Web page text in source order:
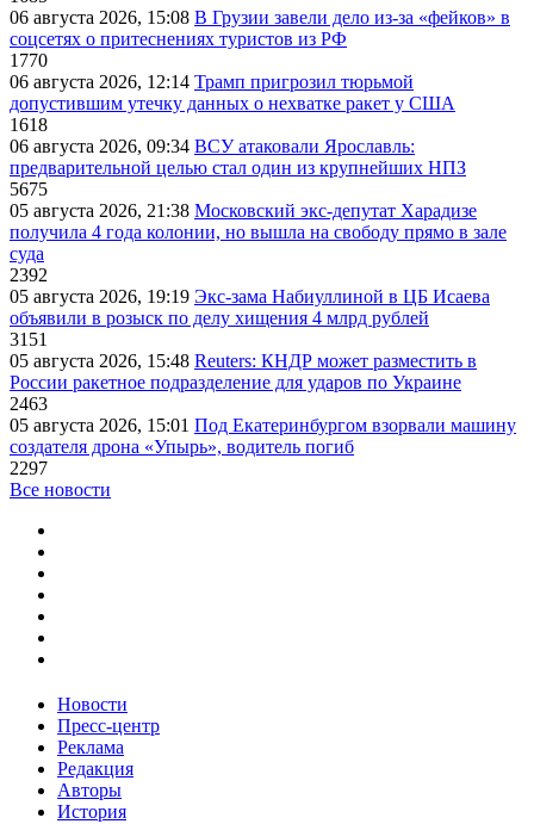
06 августа 2026, 15:08 В Грузии завели дело из-за «фейков» в
соцсетях о притеснениях туристов из РФ
1770
06 августа 2026, 12:14 Трамп пригрозил тюрьмой
допустившим утечку данных о нехватке ракет у США
1618
06 августа 2026, 09:34 ВСУ атаковали Ярославль:
предварительной целью стал один из крупнейших НПЗ
5675
05 августа 2026, 21:38 Московский экс-депутат Харадизе
получила 4 года колонии, но вышла на свободу прямо в зале
суда
2392
05 августа 2026, 19:19 Экс-зама Набиуллиной в ЦБ Исаева
объявили в розыск по делу хищения 4 млрд рублей
3151
05 августа 2026, 15:48 Reuters: КНДР может разместить в
России ракетное подразделение для ударов по Украине
2463
05 августа 2026, 15:01 Под Екатеринбургом взорвали машину
создателя дрона «Упырь», водитель погиб
2297
Все новости
Новости
Пресс-центр
Реклама
Редакция
Авторы
История